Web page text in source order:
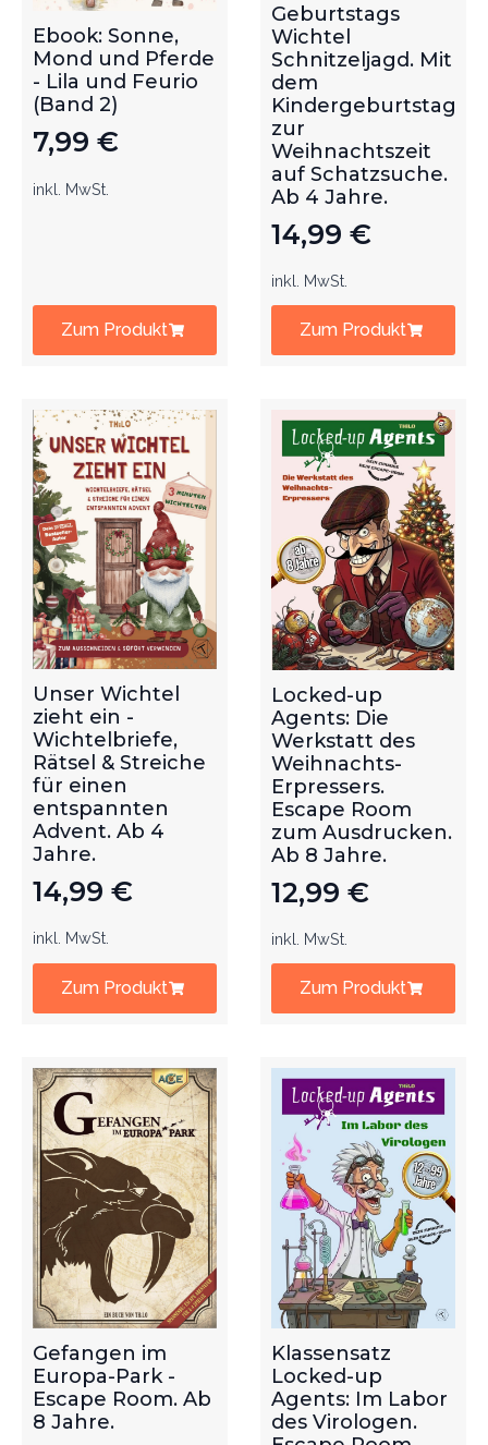
Ebook: Sonne,
Mond und Pferde
- Lila und Feurio
(Band 2)
7,99 €
inkl. MwSt.
Zum Produkt
Geburtstags
Wichtel
Schnitzeljagd. Mit
dem
Kindergeburtstag
zur
Weihnachtszeit
auf Schatzsuche.
Ab 4 Jahre.
14,99 €
inkl. MwSt.
Zum Produkt
Unser Wichtel
zieht ein -
Wichtelbriefe,
Rätsel & Streiche
für einen
entspannten
Advent. Ab 4
Jahre.
14,99 €
inkl. MwSt.
Zum Produkt
Locked-up
Agents: Die
Werkstatt des
Weihnachts-
Erpressers.
Escape Room
zum Ausdrucken.
Ab 8 Jahre.
12,99 €
inkl. MwSt.
Zum Produkt
Gefangen im
Europa-Park -
Escape Room. Ab
8 Jahre.
Klassensatz
Locked-up
Agents: Im Labor
des Virologen.